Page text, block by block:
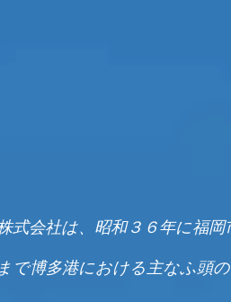
式会社は、昭和３６年に福
で博多港における主なふ頭